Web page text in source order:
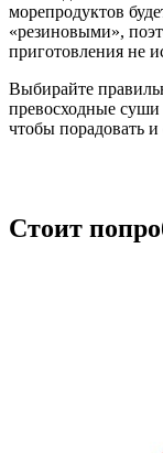
морепродуктов
«резиновыми»,
приготовления не
Выбирайте
превосходные
чтобы порадовать
Стоит